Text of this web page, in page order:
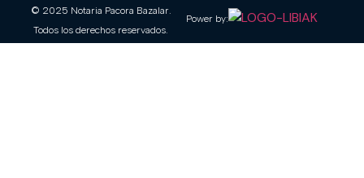
© 2025 Notaria Pacora Bazalar.
Todos los derechos reservados.
Power by: